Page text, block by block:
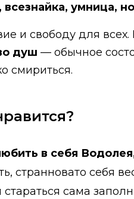
всезнайка, умница,
и свободу для
душ — обычное
смириться.
в себя
странновато себя
сама